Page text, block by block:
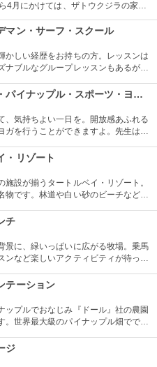
4月にかけては、ザトウクジラの家族
ん。舗装された道を歩くので、比較的
でしょうか。
マン・サーフ・スクール
かしい経歴をお持ちの方。レッスンは
ナブルなグループレッスンもあるが、
きちんと学んで、いざ海へ！
チョコレート・パイナップル・スポーツ・ヨガ・スタジオ
、気持ちよい一日を。開放感あふれる
ガを行うことができますよ。先生は日
レッスンも行っているので、初心者は
・リゾート
施設が揃うタートルベイ・リゾート。
物です。林道や白い砂のビーチなど、
馬プログラムもあります。
チ
景に、緑いっぱいに広がる牧場。乗馬
ンなど楽しいアクティビティが待って
としても知られ、ロケ地巡りのバスも
テーション
ップルでおなじみ『ドール』社の農園
。世界最大級のパイナップル畑ででき
ります。カワイイお土産もいっぱい。
ジ